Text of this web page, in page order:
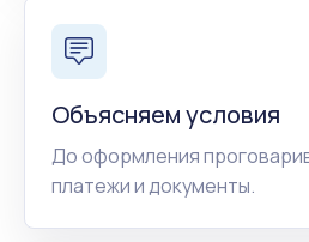
Объясняем условия
До оформления
платежи и документы.